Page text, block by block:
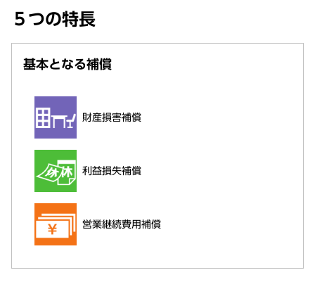
５つの特長
基本となる補償
財産損害補償
利益損失補償
営業継続費用補償